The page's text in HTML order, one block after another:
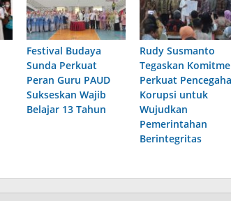
Festival Budaya
Sunda Perkuat
Peran Guru PAUD
Sukseskan Wajib
Belajar 13 Tahun
Rudy Susmanto
Tegaskan
Perkuat
Korupsi untuk
Wujudkan
Pemerintahan
Berintegritas